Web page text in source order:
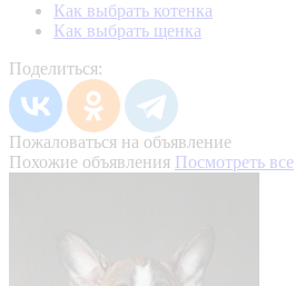
Как выбрать котенка
Как выбрать щенка
Поделиться:
Пожаловаться на объявление
Похожие объявления Посмотреть все